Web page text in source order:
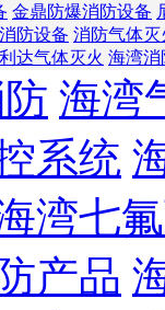
金鼎防爆消防设备
防设备 消防气体灭
利达气体灭火 海湾消
海湾
系统
湾七
产品